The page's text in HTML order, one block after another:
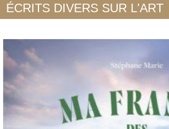
ÉCRITS DIVERS SUR L'ART